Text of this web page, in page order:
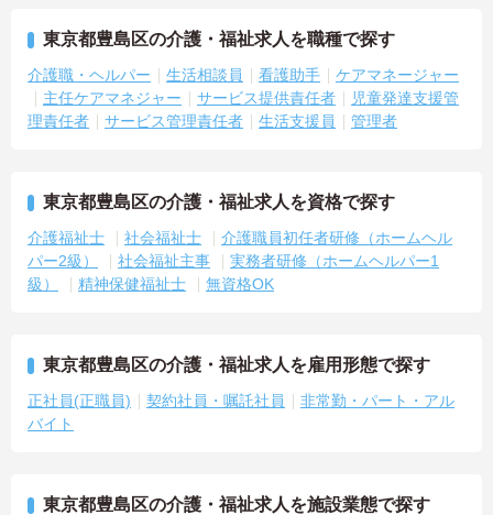
東京都豊島区の介護・福祉求人を職種で探す
介護職・ヘルパー 生活相談員 看護助手
ケアマネージャー
主任ケアマネジャー
サービス提供責任者
児童発達支援管
理責任者
サービス管理責任者 生活支援員 管理者
東京都豊島区の介護・福祉求人を資格で探す
介護福祉士 社会福祉士
介護職員初任者研修（ホームヘル
パー2級）
社会福祉主事
実務者研修（ホームヘルパー1
級）
精神保健福祉士 無資格OK
東京都豊島区の介護・福祉求人を雇用形態で探す
正社員(正職員) 契約社員・嘱託社員
非常勤・パート・アル
バイト
東京都豊島区の介護・福祉求人を施設業態で探す